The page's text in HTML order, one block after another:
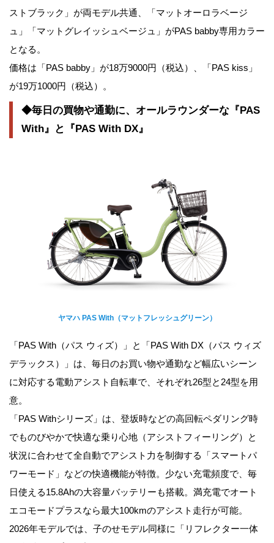
ストブラック」が両モデル共通、「マットオーロラベージ
ュ」「マットグレイッシュベージュ」がPAS babby専用カラー
となる。
価格は「PAS babby」が18万9000円（税込）、「PAS kiss」
が19万1000円（税込）。
◆毎日の買物や通勤に、オールラウンダーな『PAS
With』と『PAS With DX』
ヤマハ PAS With（マットフレッシュグリーン）
「PAS With（パス ウィズ）」と「PAS With DX（パス ウィズ
デラックス）」は、毎日のお買い物や通勤など幅広いシーン
に対応する電動アシスト自転車で、それぞれ26型と24型を用
意。
「PAS Withシリーズ」は、登坂時などの高回転ペダリング時
でものびやかで快適な乗り心地（アシストフィーリング）と
状況に合わせて全自動でアシスト力を制御する「スマートパ
ワーモード」などの快適機能が特徴。少ない充電頻度で、毎
日使える15.8Ahの大容量バッテリーも搭載。満充電でオート
エコモードプラスなら最大100kmのアシスト走行が可能。
2026年モデルでは、子のせモデル同様に「リフレクター一体